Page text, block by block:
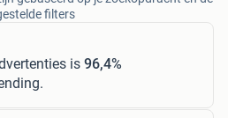
filters
is 96,4%